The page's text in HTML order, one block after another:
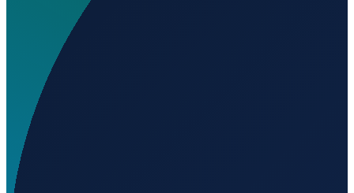
Wo liegt Aeródromo C.P.A. Roberto Nevarez
Dominguez?
Auf welcher Höhe liegt Aeródromo C.P.A. Roberto
Nevarez Dominguez?